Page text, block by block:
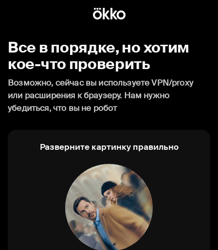
Все в порядке, но хотим
кое-что проверить
Возможно, сейчас вы используете VPN/proxy
или расширения к браузеру. Нам нужно
убедиться, что вы не робот
Разверните картинку правильно